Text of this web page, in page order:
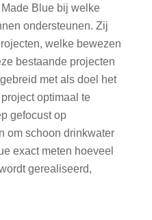
Blue bij welke
ondersteunen. Zij
welke bewezen
bestaande projecten
met als doel het
optimaal te
gefocust op
om schoon drinkwater
exact meten hoeveel
gerealiseerd,